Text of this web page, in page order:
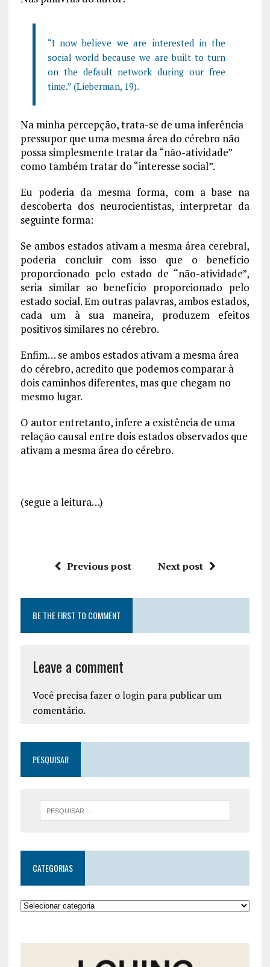
“I now believe we are interested in the
social world because we are built to turn
on the default network during our free
time.” (Lieberman, 19).
Na minha percepção, trata-se de uma inferência
pressupor que uma mesma área do cérebro não
possa simplesmente tratar da “não-atividade”
como também tratar do “interesse social”.
Eu poderia da mesma forma, com a base na
descoberta dos neurocientistas, interpretar da
seguinte forma:
Se ambos estados ativam a mesma área cerebral,
poderia concluir com isso que o benefício
proporcionado pelo estado de “não-atividade”,
seria similar ao benefício proporcionado pelo
estado social. Em outras palavras, ambos estados,
cada um à sua maneira, produzem efeitos
positivos similares no cérebro.
Enfim… se ambos estados ativam a mesma área
do cérebro, acredito que podemos comparar à
dois caminhos diferentes, mas que chegam no
mesmo lugar.
O autor entretanto, infere a existência de uma
relação causal entre dois estados observados que
ativam a mesma área do cérebro.
(segue a leitura…)
Previous post Next post
BE THE FIRST TO COMMENT
Leave a comment
Você precisa fazer o loginpara publicar um
comentário.
PESQUISAR
CATEGORIAS